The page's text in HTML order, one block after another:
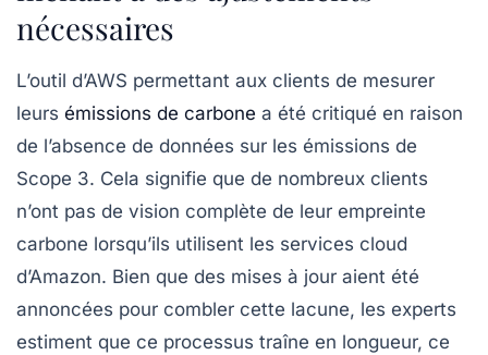
nécessaires
L’outil d’AWS permettant aux clients de mesurer
leurs émissions de carbone a été critiqué en raison
de l’absence de données sur les émissions de
Scope 3. Cela signifie que de nombreux clients
n’ont pas de vision complète de leur empreinte
carbone lorsqu’ils utilisent les services cloud
d’Amazon. Bien que des mises à jour aient été
annoncées pour combler cette lacune, les experts
estiment que ce processus traîne en longueur, ce